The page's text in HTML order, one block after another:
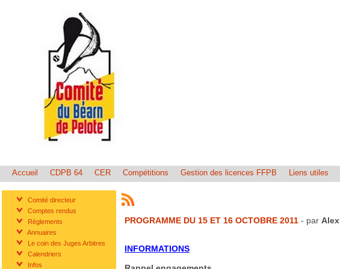
Accueil CDPB 64 CER Compétitions Gestion des licences FFPB Liens utiles
Comité directeur
Comptes rendus
Règlements
Annuaires
Le coin des Juges Arbitres
Calendriers
Infos
PROGRAMME DU 15 ET 16 OCTOBRE 2011 - par Alex
INFORMATIONS